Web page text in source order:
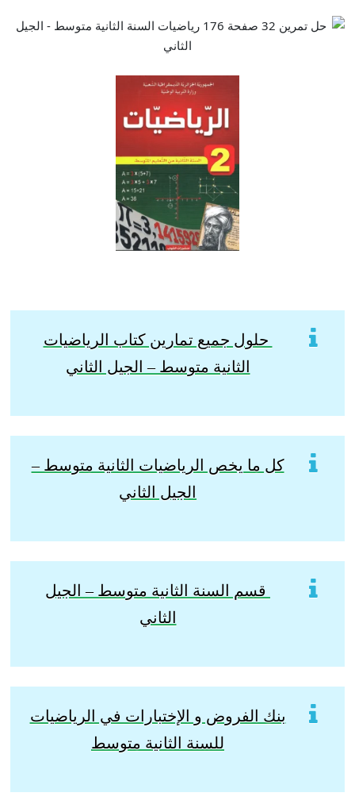
حلول جميع تمارين كتاب الرياضيات
الثانية متوسط – الجيل الثاني
كل ما يخص الرياضيات الثانية متوسط –
الجيل الثاني
قسم السنة الثانية متوسط – الجيل
الثاني
بنك الفروض و الإختبارات في الرياضيات
للسنة الثانية متوسط